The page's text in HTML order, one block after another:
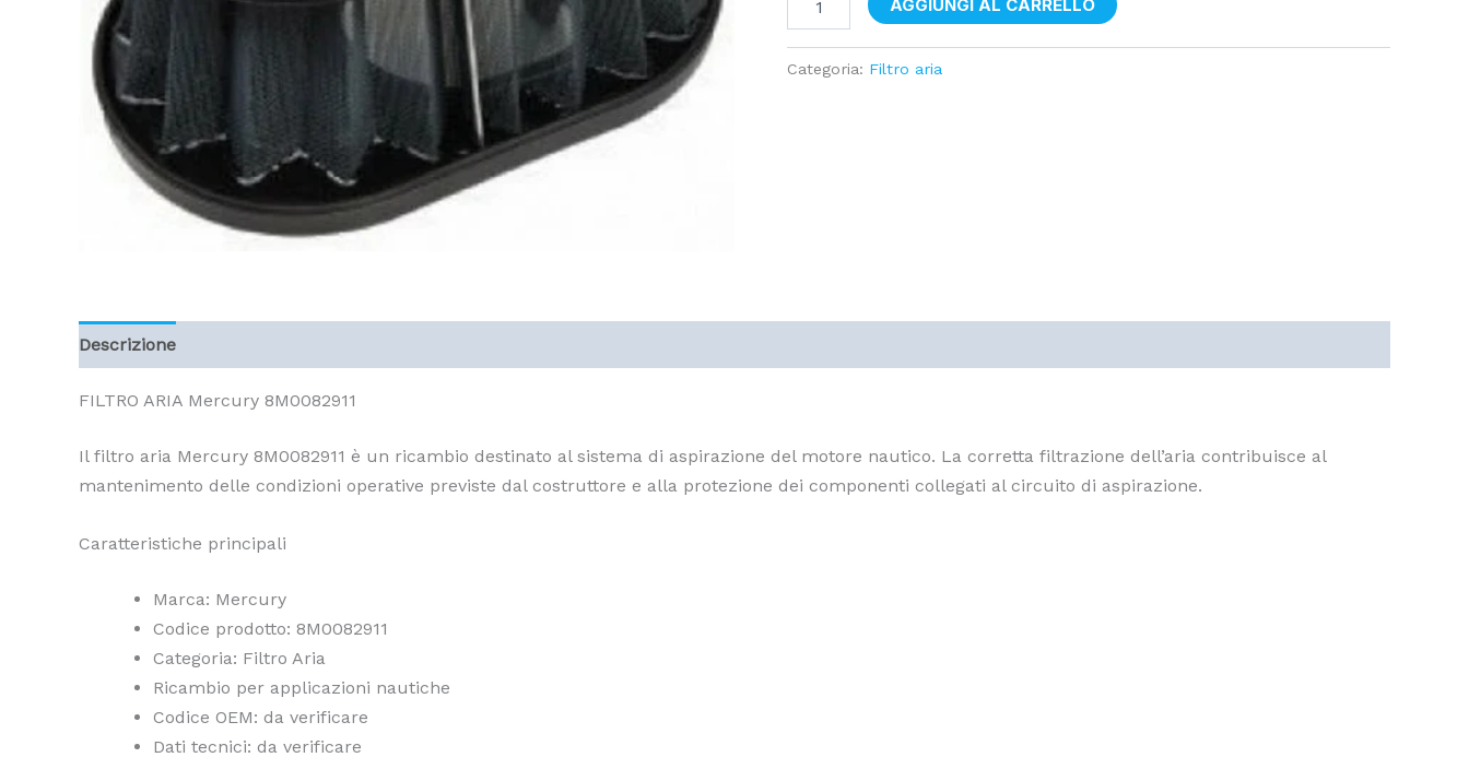
AGGIUNGI AL CARRELLO
Categoria: Filtro aria
Descrizione
FILTRO ARIA Mercury 8M0082911
Il filtro aria Mercury 8M0082911 è un ricambio destinato al sistema di aspirazione del motore nautico. La corretta filtrazione dell’aria contribuisce al
mantenimento delle condizioni operative previste dal costruttore e alla protezione dei componenti collegati al circuito di aspirazione.
Caratteristiche principali
Marca: Mercury
Codice prodotto: 8M0082911
Categoria: Filtro Aria
Ricambio per applicazioni nautiche
Codice OEM: da verificare
Dati tecnici: da verificare